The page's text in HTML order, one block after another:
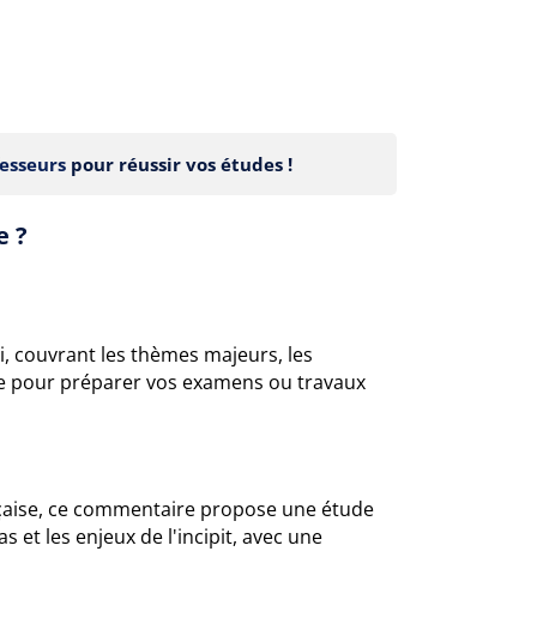
pour réussir vos études !
?
couvrant les thèmes majeurs, les
pour préparer vos examens ou travaux
ce commentaire propose une étude
et les enjeux de l'incipit, avec une